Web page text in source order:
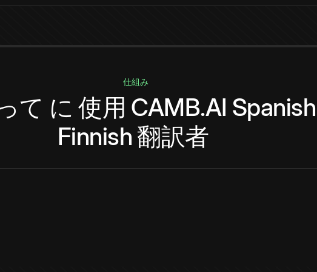
仕組み
て に 使用 CAMB.AI Spanish
Finnish 翻訳者